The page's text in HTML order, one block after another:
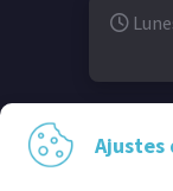
Ajustes